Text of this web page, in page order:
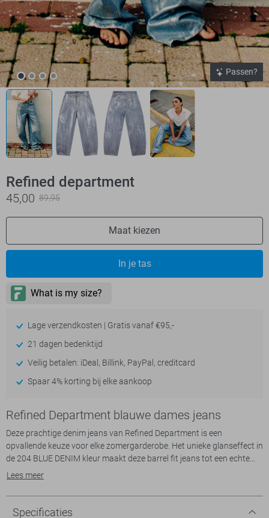
Passen?
Refined department
45,00 89,95
Maat kiezen
In je tas
Lage verzendkosten | Gratis vanaf €95,-
21 dagen bedenktijd
Veilig betalen: iDeal, Billink, PayPal, creditcard
Spaar 4% korting bij elke aankoop
Refined Department blauwe dames jeans
Deze prachtige denim jeans van Refined Department is een
opvallende keuze voor elke zomergarderobe. Het unieke glanseffect in
de 204 BLUE DENIM kleur maakt deze barrel fit jeans tot een echte
eyecatcher. De high waist taille en normale lengte geven de jeans een
bieden. Dankzij de knoop- en ritssluiting is de jeans comfortabel in
gebruik.
Lees meer
Specificaties